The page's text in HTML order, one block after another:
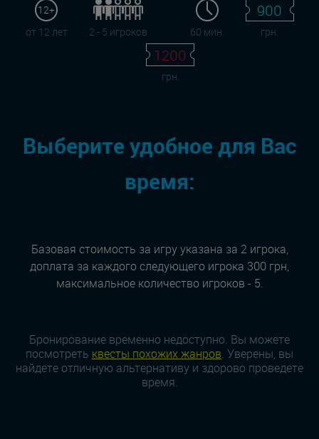
12+
от 12 лет
2 - 5 игроков 60 мин.
900
грн.
1200
грн.
Выберите удобное для Вас
время:
Базовая стоимость за игру указана за 2 игрока,
доплата за каждого следующего игрока 300 грн,
максимальное количество игроков - 5.
Бронирование временно недоступно. Вы можете
посмотреть квесты похожих жанров. Уверены, вы
найдете отличную альтернативу и здорово проведете
время.